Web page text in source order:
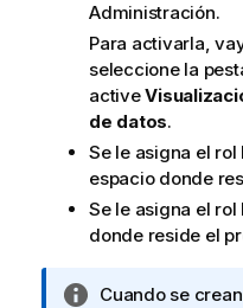
Administración.
Para activarla,
seleccione la
active
de datos.
Se le asigna el rol
espacio donde
Se le asigna el rol
donde reside el
N
Cuando se